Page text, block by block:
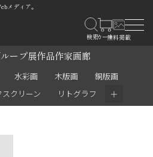
メディア。
ープ展作品作家画廊
水彩画 木版画
銅版画
スクリーン リトグラフ ＋